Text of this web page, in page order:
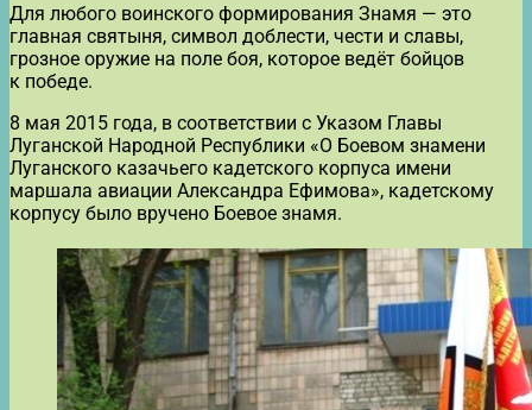
Для любого воинского формирования Знамя — это
главная святыня, символ доблести, чести и славы,
грозное оружие на поле боя, которое ведёт бойцов
к победе.
8 мая 2015 года, в соответствии с Указом Главы
Луганской Народной Республики «О Боевом знамени
Луганского казачьего кадетского корпуса имени
маршала авиации Александра Ефимова», кадетскому
корпусу было вручено Боевое знамя.